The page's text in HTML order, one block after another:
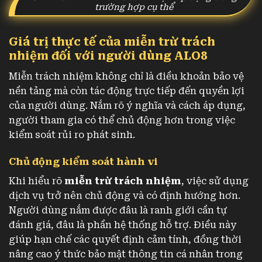
trường hợp cụ thể
Giá trị thực tế của miễn trừ trách
nhiệm đối với người dùng ALO8
Miễn trách nhiệm không chỉ là điều khoản bảo vệ
nền tảng mà còn tác động trực tiếp đến quyền lợi
của người dùng. Nắm rõ ý nghĩa và cách áp dụng,
người tham gia có thể chủ động hơn trong việc
kiểm soát rủi ro phát sinh.
Chủ động kiểm soát hành vi
Khi hiểu rõ miễn trừ trách nhiệm, việc sử dụng
dịch vụ trở nên chủ động và có định hướng hơn.
Người dùng nắm được đâu là ranh giới cần tự
đánh giá, đâu là phần hệ thống hỗ trợ. Điều này
giúp hạn chế các quyết định cảm tính, đồng thời
nâng cao ý thức bảo mật thông tin cá nhân trong